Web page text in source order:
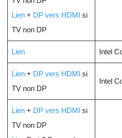
Lien+ DP vers HDMI si
TV non DP
Lien Intel
Lien+ DP vers HDMI si
TV non DP
Intel
Lien+ DP vers HDMI si
TV non DP